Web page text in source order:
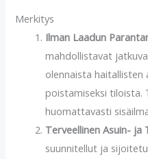
Merkitys
Ilman Laadun
mahdollistavat
olennaista haitallisten
poistamiseksi tiloista.
huomattavasti
Terveellinen Asuin- ja
suunnitellut ja